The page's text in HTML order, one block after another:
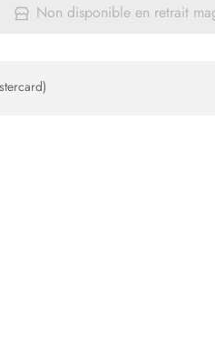
Non disponible en retrait